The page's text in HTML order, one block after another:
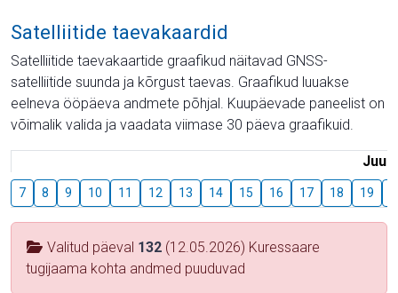
Satelliitide taevakaardid
Satelliitide taevakaartide graafikud näitavad GNSS-
satelliitide suunda ja kõrgust taevas. Graafikud luuakse
eelneva ööpäeva andmete põhjal. Kuupäevade paneelist on
võimalik valida ja vaadata viimase 30 päeva graafikuid.
Juuli
7 8 9 10 11 12 13 14 15 16 17 18 19
Valitud päeval 132 (12.05.2026) Kuressaare
tugijaama kohta andmed puuduvad